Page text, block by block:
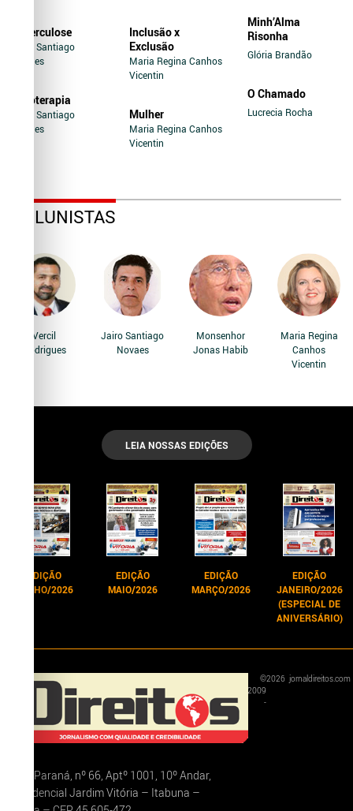
Tuberculose
Jairo Santiago
Novaes
Soroterapia
Jairo Santiago
Novaes
Inclusão x
Exclusão
Maria Regina Canhos
Vicentin
Mulher
Maria Regina Canhos
Vicentin
Minh’Alma
Risonha
Glória Brandão
O Chamado
Lucrecia Rocha
COLUNISTAS
Vercil
Rodrigues
Jairo Santiago
Novaes
Monsenhor
Jonas Habib
Maria Regina
Canhos
Vicentin
LEIA NOSSAS EDIÇÕES
EDIÇÃO
JUNHO/2026
EDIÇÃO
MAIO/2026
EDIÇÃO
MARÇO/2026
EDIÇÃO
JANEIRO/2026
(ESPECIAL DE
ANIVERSÁRIO)
Rua Paraná, nº 66, Aptº 1001, 10º Andar,
Residencial Jardim Vitória – Itabuna –
©
2009
-
2026 jornaldireitos.com